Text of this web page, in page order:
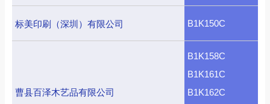
标美印刷（深圳）有限公司 B1K150C
曹县百泽木艺品有限公司
B1K158C
B1K161C
B1K162C